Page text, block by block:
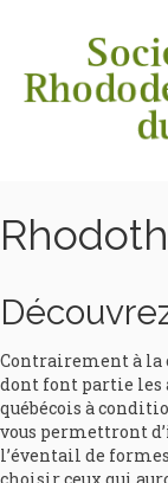
Contrairement à la
dont font partie les
québécois à
vous permettront
l’éventail de
choisir ceux qui